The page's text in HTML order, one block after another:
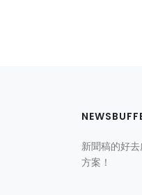
新聞稿的好
方案！